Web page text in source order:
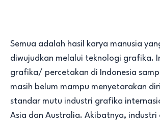
Semua adalah hasil karya manusia
diwujudkan melalui teknologi grafika.
grafika/ percetakan di Indonesia
masih belum mampu menyetarakan
standar mutu industri grafika
Asia dan Australia. Akibatnya, industri